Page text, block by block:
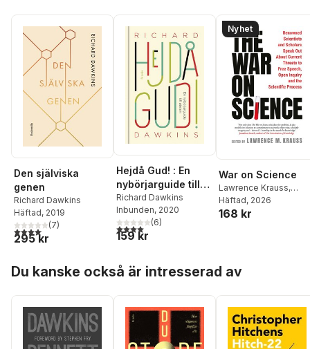
Den själviska
genen
Richard Dawkins
Häftad, 2019
4,1utav 5 stjärnor. Totalt antal röster:
(7)
295 kr
Hejdå Gud! : En
nybörjarguide till
ateism
Richard Dawkins
Inbunden, 2020
4,0utav 5 stjärnor. Totalt antal röster:
(6)
159 kr
Nyhet
War on Science
Lawrence Krauss,
Richard Dawkins
Steven Pinker
Krauss
Häftad, 2026
168 kr
Du kanske också är intresserad av